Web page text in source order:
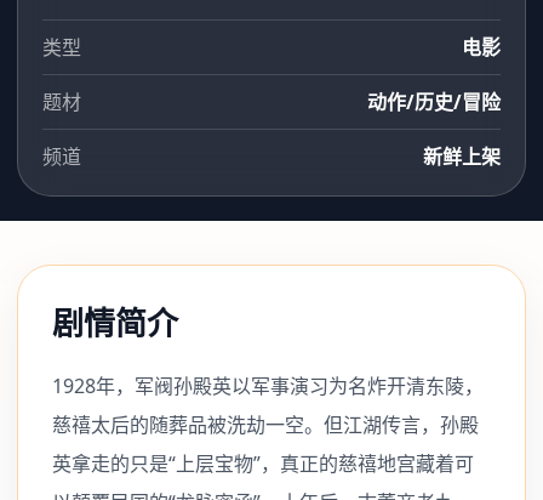
类型 电影
题材 动作/历史/冒险
频道 新鲜上架
剧情简介
1928年，军阀孙殿英以军事演习为名炸开清东陵，
慈禧太后的随葬品被洗劫一空。但江湖传言，孙殿
英拿走的只是“上层宝物”，真正的慈禧地宫藏着可